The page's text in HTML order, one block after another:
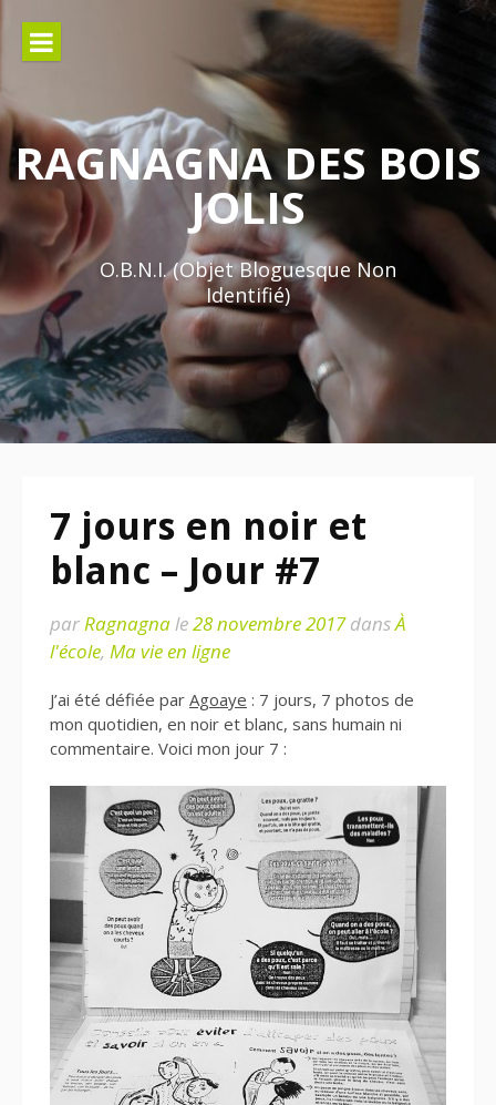
contenu
RAGNAGNA DES BOIS
JOLIS
O.B.N.I. (Objet Bloguesque Non
Identifié)
7 jours en noir et
blanc – Jour #7
parRagnagnale28 novembre 2017dansÀ
l'école, Ma vie en ligne
J’ai été défiée par Agoaye : 7 jours, 7 photos de
mon quotidien, en noir et blanc, sans humain ni
commentaire. Voici mon jour 7 :